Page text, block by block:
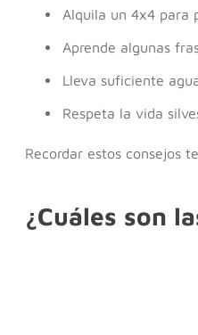
Alquila un 4x4 para
Aprende algunas
Lleva suficiente
Respeta la vida
Recordar estos consejos
¿Cuáles son